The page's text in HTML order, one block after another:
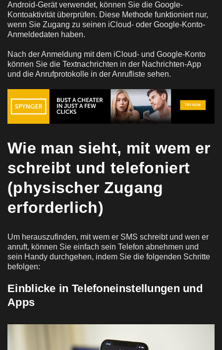
Android-Gerät verwendet, können Sie die Google-
Kontoaktivität überprüfen. Diese Methode funktioniert nur,
wenn Sie Zugang zu seinen iCloud- oder Google-Konto-
Anmeldedaten haben.
Nach der Anmeldung mit dem iCloud- und Google-Konto
können Sie die Textnachrichten in der Nachrichten-App
und die Anrufprotokolle in der Anrufliste sehen.
Wie man sieht, mit wem er
schreibt und telefoniert
(physischer Zugang
erforderlich)
Um herauszufinden, mit wem er SMS schreibt und wen er
anruft, können Sie einfach sein Telefon abnehmen und
sein Handy durchgehen, indem Sie die folgenden Schritte
befolgen:
Einblicke in Telefoneinstellungen und
Apps